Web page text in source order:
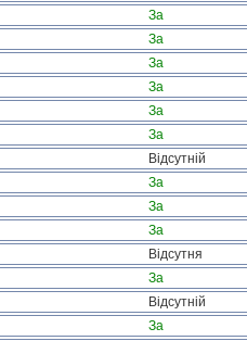
За
За
За
За
За
За
Відсутній
За
За
За
Відсутня
За
Відсутній
За